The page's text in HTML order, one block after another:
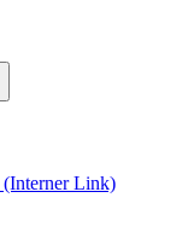
(Interner Link)